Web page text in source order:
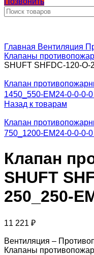
Главная Вентиляция
Клапаны
SHUFT SHFDC-120-O-
Клапан
1450_550-EM24-0-0-0-0
Назад к товарам
Клапан
750_1200-EM24-0-0-0-0
Клапан
SHUFT
250_250-
11 221 ₽
Вентиляция –
Клапаны